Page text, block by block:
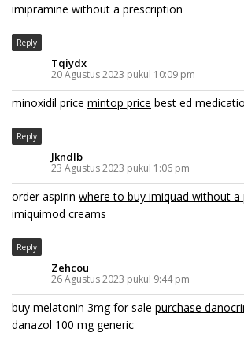
imipramine without a prescription
Reply
Tqiydx
20 Agustus 2023 pukul 10:09 pm
minoxidil price mintop price best ed
Reply
Jkndlb
23 Agustus 2023 pukul 1:06 pm
order aspirin where to buy imiquad without a
imiquimod creams
Reply
Zehcou
26 Agustus 2023 pukul 9:44 pm
buy melatonin 3mg for sale purchase
danazol 100 mg generic